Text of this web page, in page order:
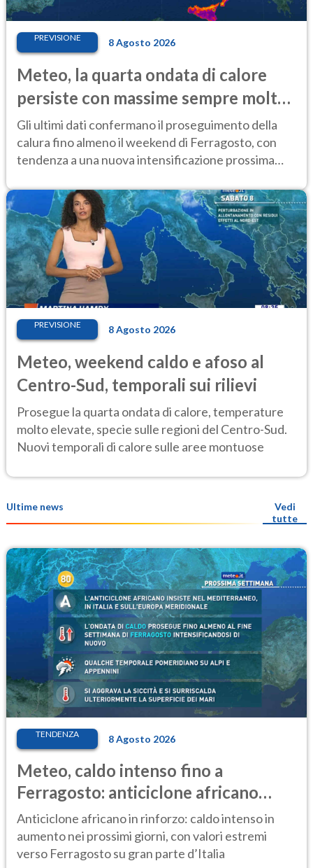
PREVISIONE 8 Agosto 2026
Meteo, la quarta ondata di calore
persiste con massime sempre molto
elevate
Gli ultimi dati confermano il proseguimento della
calura fino almeno il weekend di Ferragosto, con
tendenza a una nuova intensificazione prossima
PREVISIONE 8 Agosto 2026
Meteo, weekend caldo e afoso al
Centro-Sud, temporali sui rilievi
Prosegue la quarta ondata di calore, temperature
molto elevate, specie sulle regioni del Centro-Sud.
Nuovi temporali di calore sulle aree montuose
Ultime news
Vedi
tutte
TENDENZA 8 Agosto 2026
Meteo, caldo intenso fino a
Ferragosto: anticiclone africano
ancora protagonista
Anticiclone africano in rinforzo: caldo intenso in
aumento nei prossimi giorni, con valori estremi
verso Ferragosto su gran parte d’Italia